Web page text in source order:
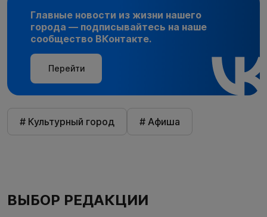
Главные новости из жизни нашего
города — подписывайтесь на наше
сообщество ВКонтакте.
Перейти
# Культурный город # Афиша
ВЫБОР РЕДАКЦИИ